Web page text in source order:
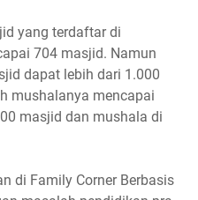
yang terdaftar di
704 masjid. Namun
dapat lebih dari 1.000
mushalanya mencapai
masjid dan mushala di
di Family Corner Berbasis